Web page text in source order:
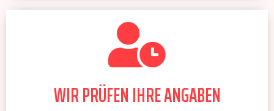
WIR PRÜFEN IHRE ANGABEN